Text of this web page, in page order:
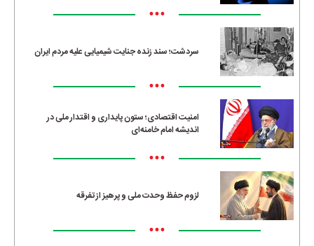
•••
سردشت؛ سند زنده جنایت شیمیایی علیه مردم ایران
•••
امنیت اقتصادی؛ ستون پایداری و اقتدار ملی در
اندیشه امام خامنه‌ای
•••
لزوم حفظ وحدت ملی و پرهیز از تفرقه
•••